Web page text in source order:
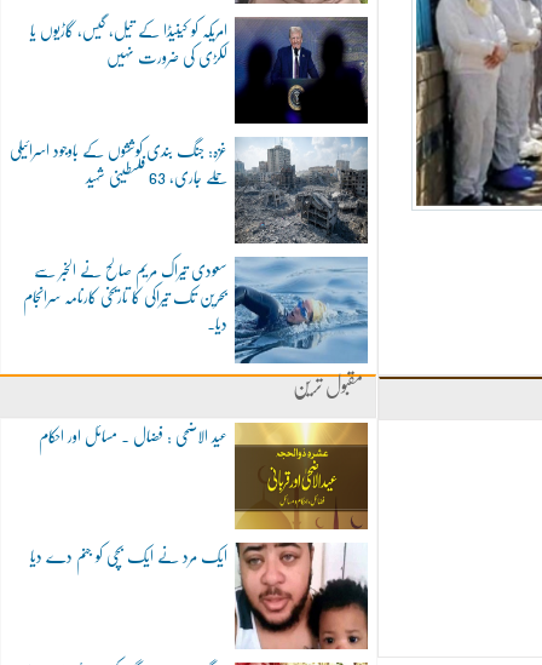
امریکہ کو کینیڈا کے تیل، گیس، گاڑیوں یا
لکڑی کی ضرورت نہیں
غزہ: جنگ بندی کوششوں کے باوجود اسرائیلی
حملے جاری، 63 فلسطینی شہید
سعودی تیراک مریم صالح نے الخبر سے
بحرین تک تیراکی کا تاریخی کارنامہ سرانجام
دیا۔
مقبول ترین
عید الاضحی : فضال ۔ مسائل اور احکام
ایک مرد نے ایک بچی کو جنم دے دیا